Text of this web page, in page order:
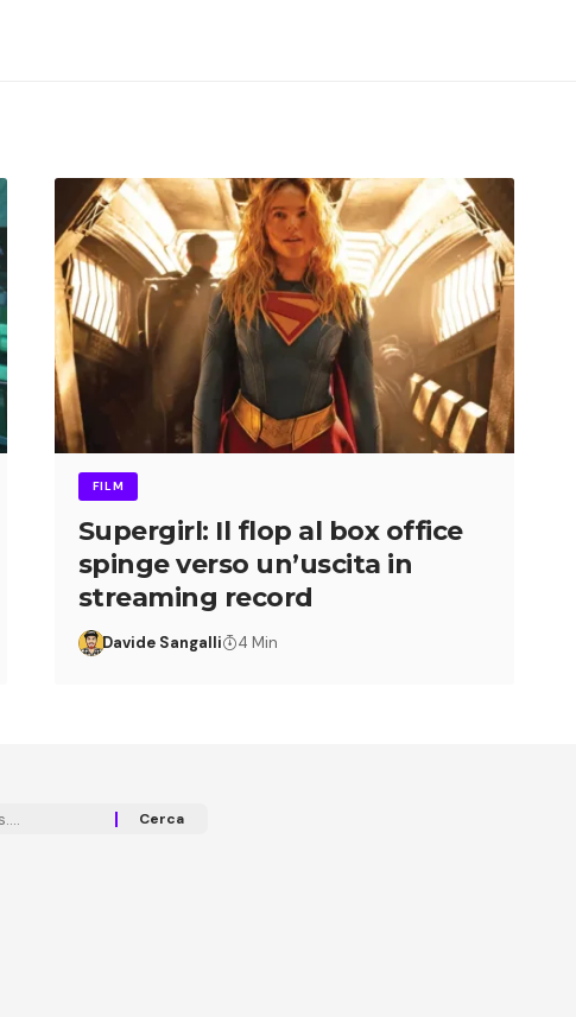
FILM
Supergirl: Il flop al box office
spinge verso un’uscita in
streaming record
Davide Sangalli 4 Min